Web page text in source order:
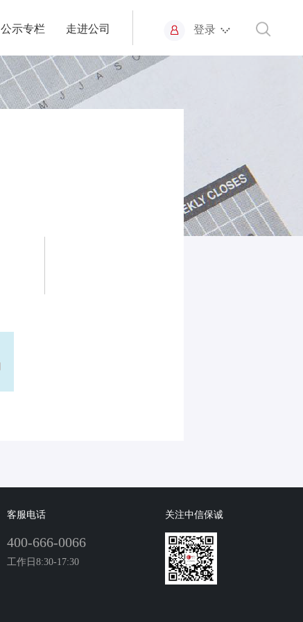
公示专栏 走进公司 登录
客服电话
400-666-0066
工作日8:30-17:30
关注中信保诚